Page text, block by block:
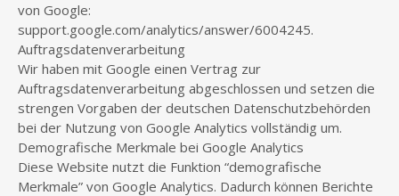
von Google:
support.google.com/analytics/answer/6004245.
Auftragsdatenverarbeitung
Wir haben mit Google einen Vertrag zur
Auftragsdatenverarbeitung abgeschlossen und setzen die
strengen Vorgaben der deutschen Datenschutzbehörden
bei der Nutzung von Google Analytics vollständig um.
Demografische Merkmale bei Google Analytics
Diese Website nutzt die Funktion “demografische
Merkmale” von Google Analytics. Dadurch können Berichte